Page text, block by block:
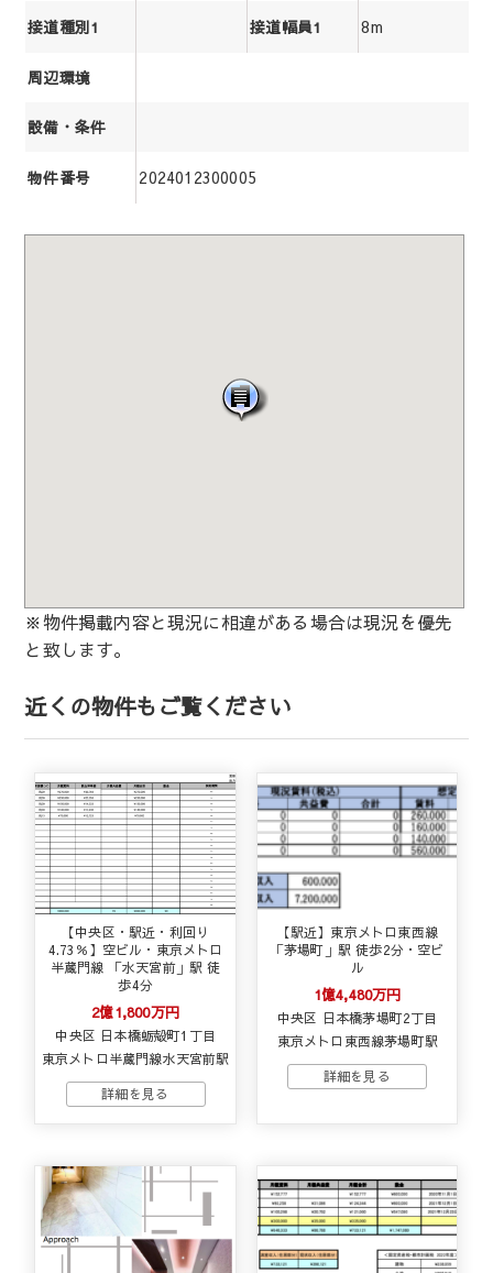
接道種別1 接道幅員1 8m
周辺環境
設備・条件
物件番号 2024012300005
※物件掲載内容と現況に相違がある場合は現況を優先
と致します。
近くの物件もご覧ください
【中央区・駅近・利回り
4.73％】空ビル・東京メトロ
半蔵門線 「水天宮前」駅 徒
歩4分
2億1,800万円
中央区 日本橋蛎殻町1丁目
東京メトロ半蔵門線水天宮前駅
【駅近】東京メトロ東西線
「茅場町」駅 徒歩2分・空ビ
ル
1億4,480万円
中央区 日本橋茅場町2丁目
東京メトロ東西線茅場町駅